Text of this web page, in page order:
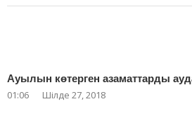
Ауылын көтерген азаматтарды
01:06 Шілде 27, 2018